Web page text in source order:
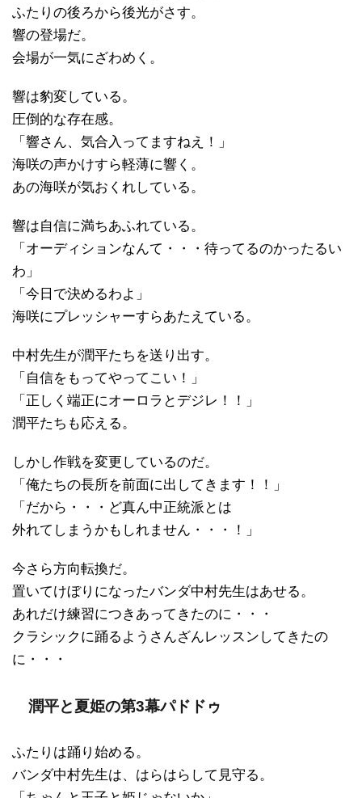
ふたりの後ろから後光がさす。
響の登場だ。
会場が一気にざわめく。
響は豹変している。
圧倒的な存在感。
「響さん、気合入ってますねえ！」
海咲の声かけすら軽薄に響く。
あの海咲が気おくれしている。
響は自信に満ちあふれている。
「オーディションなんて・・・待ってるのかったるい
わ」
「今日で決めるわよ」
海咲にプレッシャーすらあたえている。
中村先生が潤平たちを送り出す。
「自信をもってやってこい！」
「正しく端正にオーロラとデジレ！！」
潤平たちも応える。
しかし作戦を変更しているのだ。
「俺たちの長所を前面に出してきます！！」
「だから・・・ど真ん中正統派とは
外れてしまうかもしれません・・・！」
今さら方向転換だ。
置いてけぼりになったバンダ中村先生はあせる。
あれだけ練習につきあってきたのに・・・
クラシックに踊るようさんざんレッスンしてきたの
に・・・
潤平と夏姫の第3幕パドドゥ
ふたりは踊り始める。
バンダ中村先生は、はらはらして見守る。